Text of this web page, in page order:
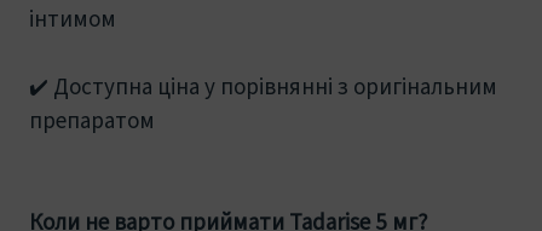
інтимом
✔️ Доступна ціна у порівнянні з оригінальним
препаратом
Коли не варто приймати Tadarise 5 мг?